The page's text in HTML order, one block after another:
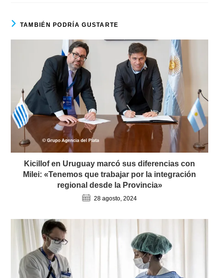
TAMBIÉN PODRÍA GUSTARTE
Kicillof en Uruguay marcó sus diferencias con
Milei: «Tenemos que trabajar por la integración
regional desde la Provincia»
28 agosto, 2024